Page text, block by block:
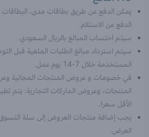
يمكن الدفع عن طريق بطاقات مدى، البطاقات
الدفع عن الاستلام.
سيتم احتساب المبالغ بالريال السعودي.
سيتم استرداد مبالغ الطلبات الملغية قبل
المستخدمة خلال 7-14 يوم عمل.
في خصومات و عروض المنتجات المجانية
المنتجات، وعروض الماركات التجارية: يتم
الأقل سعرا.
يجب إضافة منتجات العروض إلى سلة
العرض.